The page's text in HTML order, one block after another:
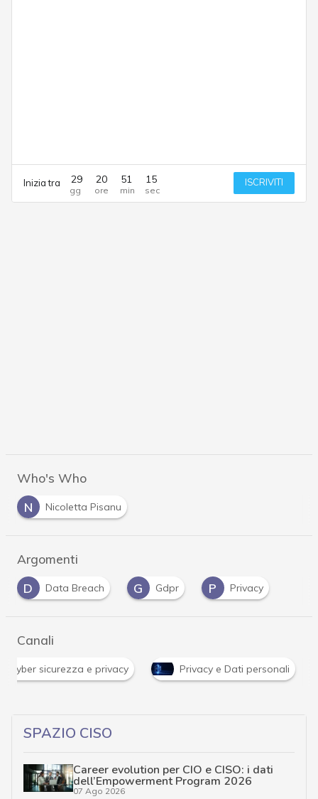
Inizia tra 29 20 51 15 ISCRIVITI
Who's Who
N
Nicoletta Pisanu
Argomenti
D
Data Breach G Gdpr P Privacy
Canali
e analisi Cyber sicurezza e privacy Privacy e Dati
SPAZIO CISO
Career evolution per CIO e CISO: i dati
dell’Empowerment Program 2026
07 Ago 2026